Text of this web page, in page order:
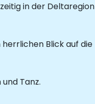
in der Deltaregion
Blick auf die
Tanz.